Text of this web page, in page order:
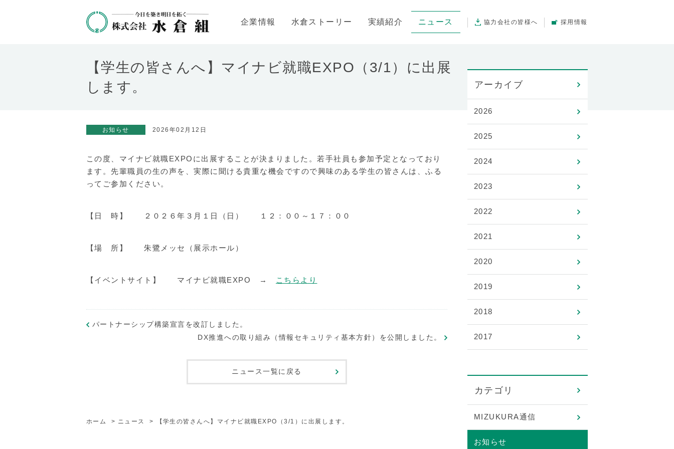
企業情報 水倉ストーリー 実績紹介 ニュース 協力会社の皆様へ 採用情報
【学生の皆さんへ】マイナビ就職EXPO（3/1）に出展
します。
お知らせ 2026年02月12日
この度、マイナビ就職EXPOに出展することが決まりました。若手社員も参加予定となっており
ます。先輩職員の生の声を、実際に聞ける貴重な機会ですので興味のある学生の皆さんは、ふる
ってご参加ください。
【日 時】 ２０２６年３月１日（日） １２：００～１７：００
【場 所】 朱鷺メッセ（展示ホール）
【イベントサイト】 マイナビ就職EXPO → こちらより
パートナーシップ構築宣言を改訂しました。
DX推進への取り組み（情報セキュリティ基本方針）を公開しました。
ニュース一覧に戻る
ホーム > ニュース > 【学生の皆さんへ】マイナビ就職EXPO（3/1）に出展します。
アーカイブ
2026
2025
2024
2023
2022
2021
2020
2019
2018
2017
カテゴリ
MIZUKURA通信
お知らせ